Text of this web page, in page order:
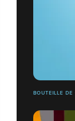
BOUTEILLE DE